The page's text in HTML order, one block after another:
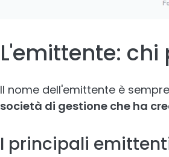
L'emittente: chi
Il nome dell'emittente è
società di gestione che ha
I principali